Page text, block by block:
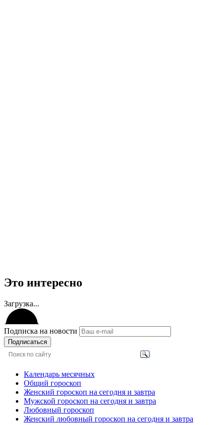
Это интересно
Загрузка...
Подписка на новости
Подписаться
Календарь месячных
Общий гороскоп
Женский гороскоп на сегодня и завтра
Мужской гороскоп на сегодня и завтра
Любовный гороскоп
Женский любовный гороскоп на сегодня и завтра